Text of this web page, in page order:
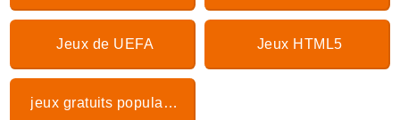
Jeux de UEFA Jeux HTML5
jeux gratuits populaires